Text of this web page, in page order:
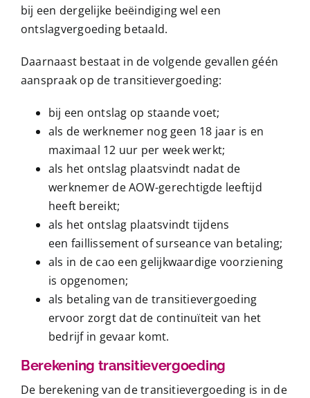
bij een dergelijke beëindiging wel een
ontslagvergoeding betaald.
Daarnaast bestaat in de volgende gevallen géén
aanspraak op de transitievergoeding:
bij een ontslag op staande voet;
als de werknemer nog geen 18 jaar is en
maximaal 12 uur per week werkt;
als het ontslag plaatsvindt nadat de
werknemer de AOW-gerechtigde leeftijd
heeft bereikt;
als het ontslag plaatsvindt tijdens
een faillissement of surseance van betaling;
als in de cao een gelijkwaardige voorziening
is opgenomen;
als betaling van de transitievergoeding
ervoor zorgt dat de continuïteit van het
bedrijf in gevaar komt.
Berekening transitievergoeding
De berekening van de transitievergoeding is in de